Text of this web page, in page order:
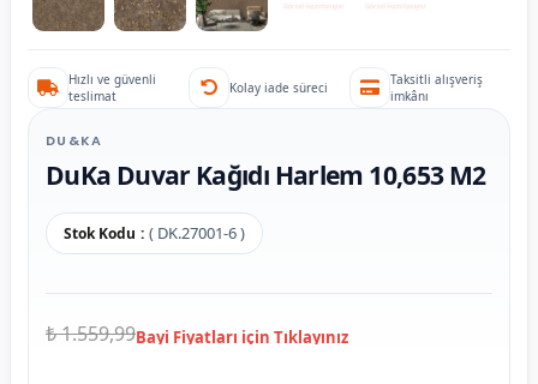
Hızlı ve güvenli
teslimat
Kolay iade süreci
Taksitli alışveriş
imkânı
DU&KA
DuKa Duvar Kağıdı Harlem 10,653 M2
Stok Kodu ( DK.27001-6 )
₺ 1.559,99